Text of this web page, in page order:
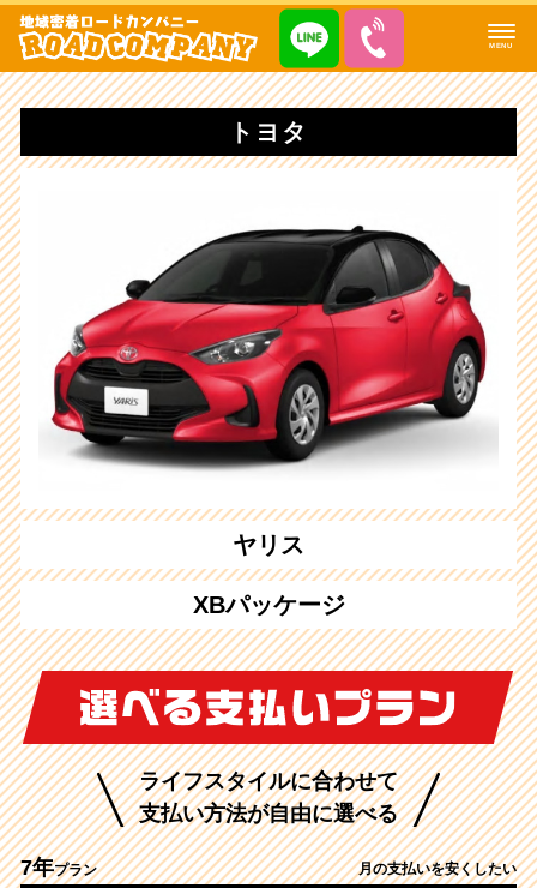
MENU
トヨタ
ヤリス
XBパッケージ
ライフスタイルに合わせて
支払い方法が自由に選べる
7年プラン 月の支払いを安くしたい